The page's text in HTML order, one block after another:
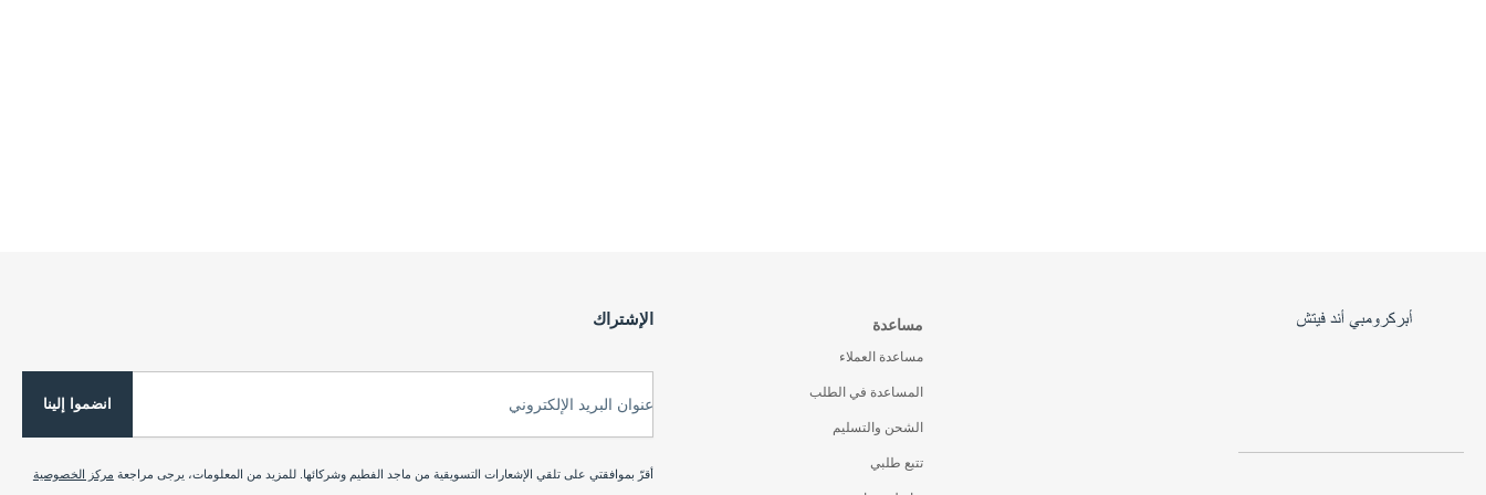
مساعدة
مساعدة العملاء
المساعدة في الطلب
الشحن والتسليم
تتبع طلبي
الإشتراك
عنوان البريد الإلكتروني انضموا إلينا
أقرّ بموافقتي على تلقي الإشعارات التسويقية من ماجد الفطيم وشركائها. للمزيد من المعلومات، يرجى مراجعة مركز الخصوصية